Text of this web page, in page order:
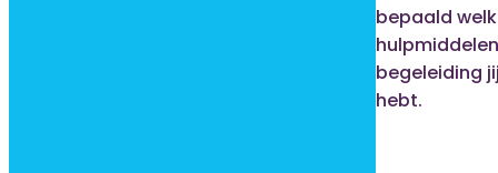
bepaald
begeleiding
hebt.